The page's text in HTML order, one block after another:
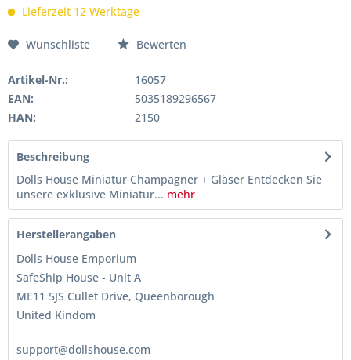
Lieferzeit 12 Werktage
Wunschliste Bewerten
Artikel-Nr.:
16057
EAN:
5035189296567
HAN:
2150
Beschreibung
Dolls House Miniatur Champagner + Gläser Entdecken Sie
unsere exklusive Miniatur... mehr
Herstellerangaben
Dolls House Emporium
SafeShip House - Unit A
ME11 5JS Cullet Drive, Queenborough
United Kindom
support@dollshouse.com